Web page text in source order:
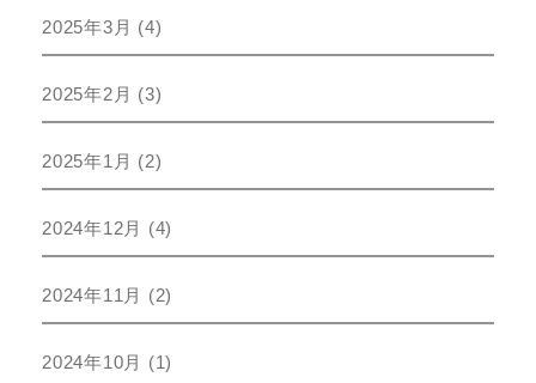
2025年3月 (4)
2025年2月 (3)
2025年1月 (2)
2024年12月 (4)
2024年11月 (2)
2024年10月 (1)